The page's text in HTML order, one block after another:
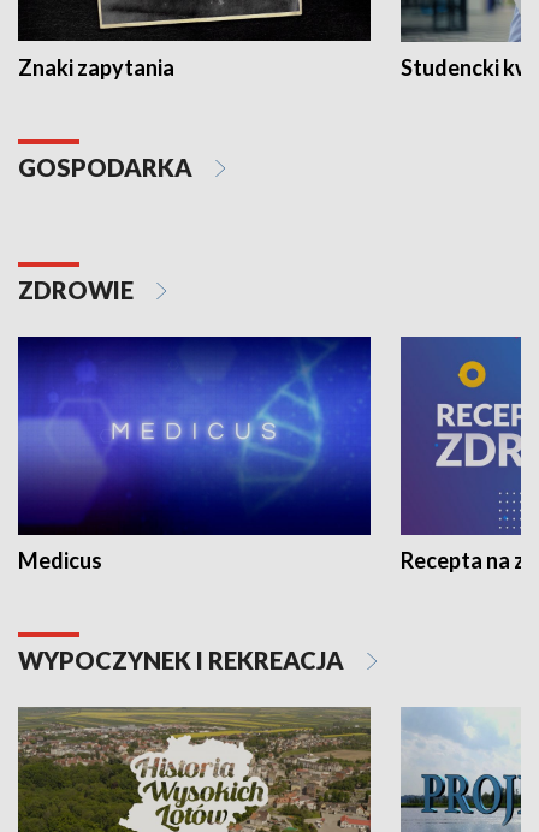
Znaki zapytania Studencki
GOSPODARKA
ZDROWIE
Medicus Recepta na
WYPOCZYNEK I REKREACJA